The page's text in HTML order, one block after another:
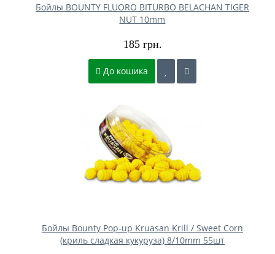
Бойлы BOUNTY FLUORO BITURBO BELACHAN TIGER
NUT 10mm
185 грн.
До кошика
Бойлы Bounty Pop-up Kruasan Krill / Sweet Corn
(криль сладкая кукуруза) 8/10mm 55шт